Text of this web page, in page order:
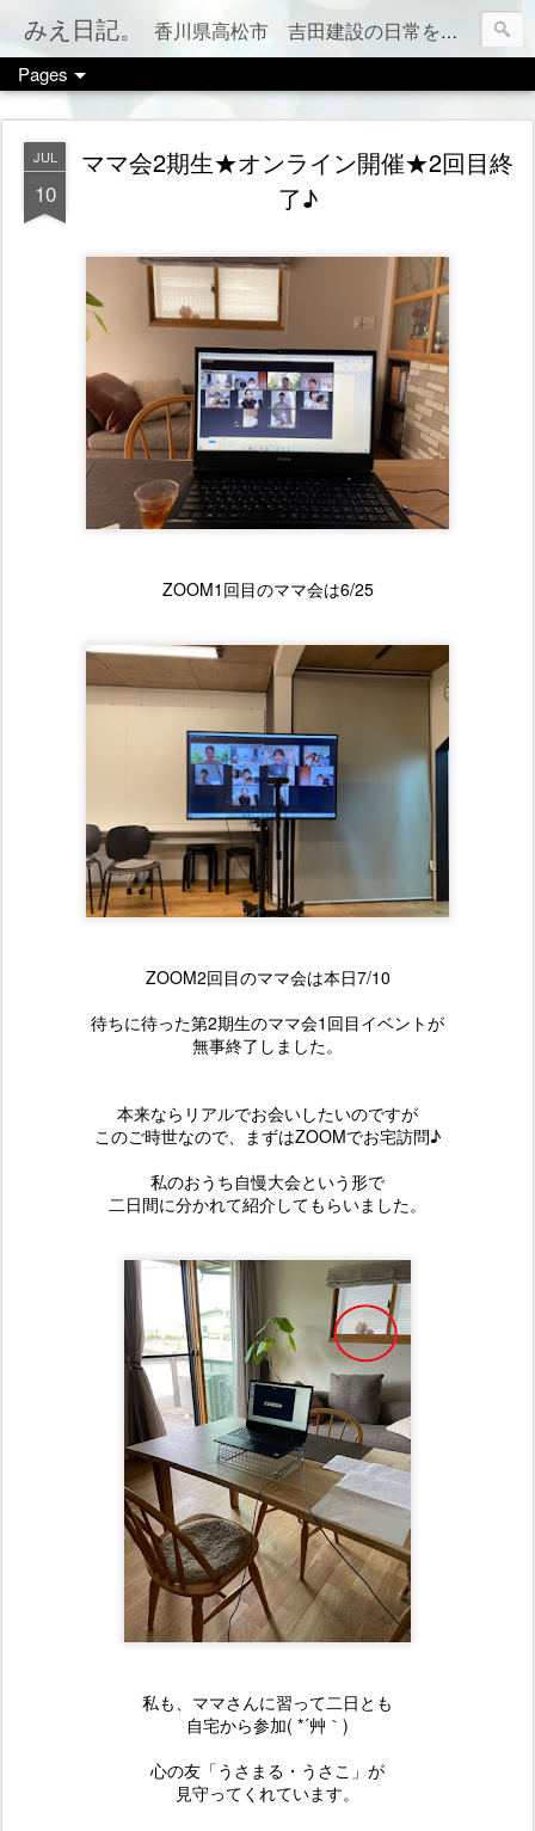
みえ日記。 香川県高松市 吉田建設の日常をお伝えします。 家づくりのこと、税金のこと、カフェやお店情報、ママ会のこと等など、カテゴリー別でもご覧いただけます（右上のメニューボタンを押してね）
Pages
JUL
10
ママ会2期生★オンライン開催★2回目終
了♪
ZOOM1回目のママ会は6/25
ZOOM2回目のママ会は本日7/10
待ちに待った第2期生のママ会1回目イベントが
無事終了しました。
本来ならリアルでお会いしたいのですが
このご時世なので、まずはZOOMでお宅訪問♪
私のおうち自慢大会という形で
二日間に分かれて紹介してもらいました。
私も、ママさんに習って二日とも
自宅から参加( *´艸｀)
心の友「うさまる・うさこ」が
見守ってくれています。